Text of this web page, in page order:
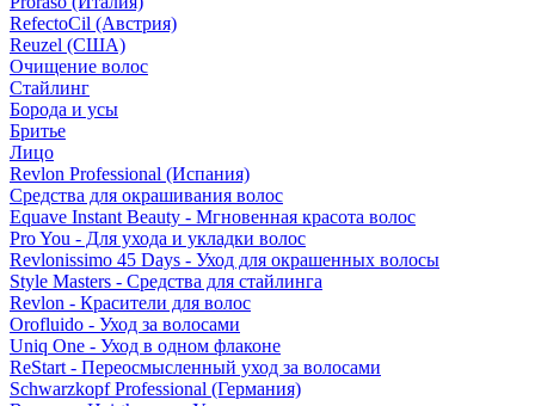
RefectoCil (Австрия)
Reuzel (США)
Очищение волос
Стайлинг
Борода и усы
Бритье
Лицо
Revlon Professional (Испания)
Средства для окрашивания волос
Equave Instant Beauty - Мгновенная красота волос
Pro You - Для ухода и укладки волос
Revlonissimo 45 Days - Уход для окрашенных волосы
Style Masters - Средства для стайлинга
Revlon - Красители для волос
Orofluido - Уход за волосами
Uniq One - Уход в одном флаконе
ReStart - Переосмысленный уход за волосами
Schwarzkopf Professional (Германия)